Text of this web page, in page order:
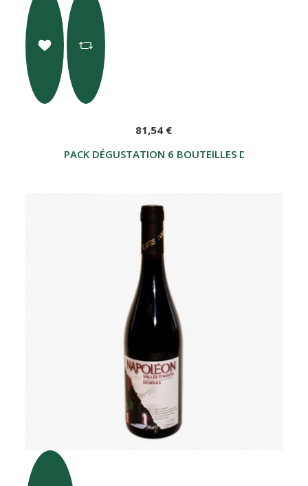
PACK DÉGUSTATION 6 BOUTEILLES DE VIN
81,54 €